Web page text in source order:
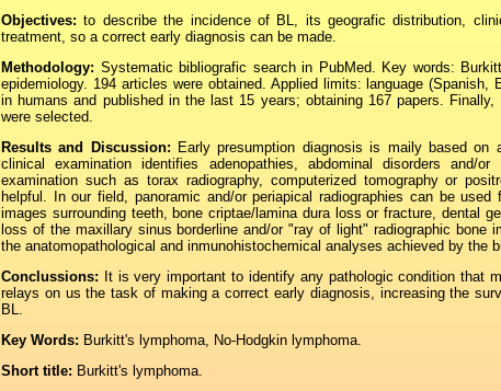
Objectives: to describe the incidence of BL, its geografic distribution,
treatment, so a correct early diagnosis can be made.
Methodology: Systematic bibliografic search in PubMed. Key words:
epidemiology. 194 articles were obtained. Applied limits: language (Spanish,
in humans and published in the last 15 years; obtaining 167 papers. Finally,
were selected.
Results and Discussion: Early presumption diagnosis is maily based on
clinical examination identifies adenopathies, abdominal disorders and/or
examination such as torax radiography, computerized tomography or
helpful. In our field, panoramic and/or periapical radiographies can be
images surrounding teeth, bone criptae/lamina dura loss or fracture, dental
loss of the maxillary sinus borderline and/or "ray of light" radiographic bone
the anatomopathological and inmunohistochemical analyses achieved by the
Conclussions: It is very important to identify any pathologic condition that
relays on us the task of making a correct early diagnosis, increasing the
BL.
Key Words: Burkitt's lymphoma, No-Hodgkin lymphoma.
Short title: Burkitt's lymphoma.